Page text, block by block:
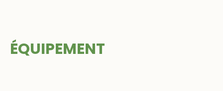
ÉQUIPEMENT